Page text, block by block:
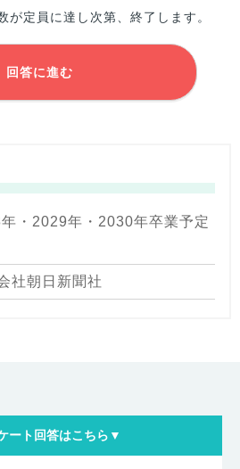
定員に達し次第、終了します。
回答に進む
・2029年・2030年卒業予定
社朝日新聞社
ート回答はこちら▼